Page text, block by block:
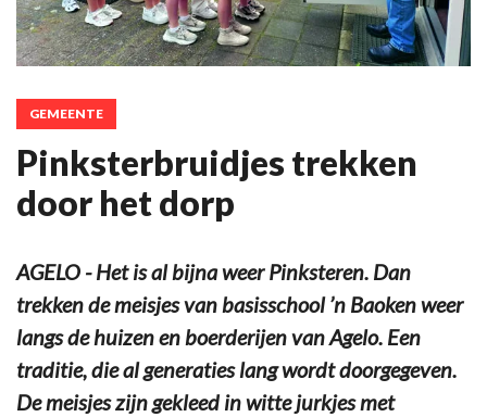
GEMEENTE
Pinksterbruidjes trekken
door het dorp
AGELO - Het is al bijna weer Pinksteren. Dan
trekken de meisjes van basisschool ’n Baoken weer
langs de huizen en boerderijen van Agelo. Een
traditie, die al generaties lang wordt doorgegeven.
De meisjes zijn gekleed in witte jurkjes met